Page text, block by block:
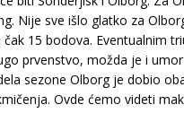
Nije sve išlo glatko za
čak 15 bodova. Eventualnim
prvenstvo, možda je i
sezone Olborg je dobio
Ovde ćemo videti